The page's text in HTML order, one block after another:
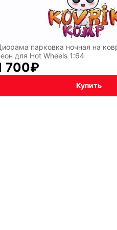
парковка ночная на
для Hot Wheels 1:64
700₽
Купить